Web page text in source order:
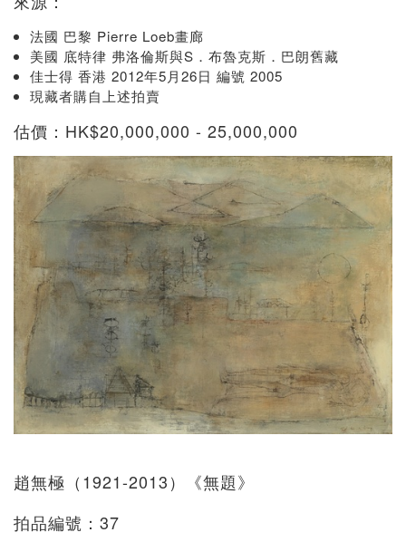
法國 巴黎 Pierre Loeb畫廊
美國 底特律 弗洛倫斯與S．布魯克斯．巴朗舊藏
佳士得 香港 2012年5月26日 編號 2005
現藏者購自上述拍賣
估價：HK$20,000,000 - 25,000,000
趙無極（1921-2013）《無題》
拍品編號：37